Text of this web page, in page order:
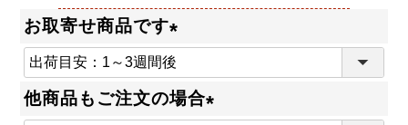
お取寄せ商品です
(
必
他商品もご注文の場合